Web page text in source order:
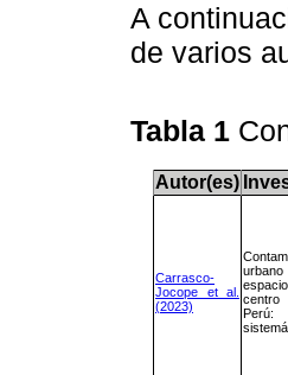
A
de varios
Tabla 1
Autor(es)
Carrasco-
Jocope et al.
(2023)